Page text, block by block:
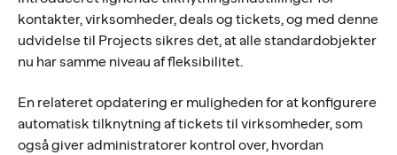
kontakter, virksomheder, deals og tickets, og med denne
udvidelse til Projects sikres det, at alle standardobjekter
nu har samme niveau af fleksibilitet.
En relateret opdatering er muligheden for at konfigurere
automatisk tilknytning af tickets til virksomheder, som
også giver administratorer kontrol over, hvordan